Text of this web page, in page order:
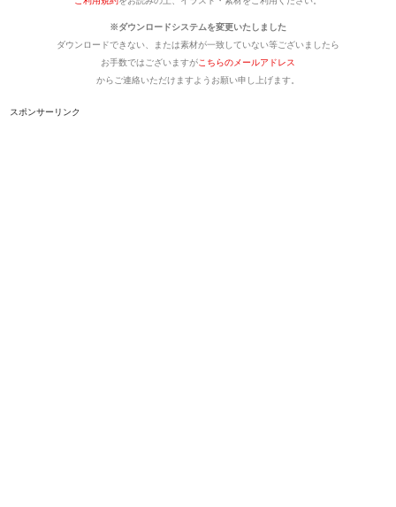
※ダウンロードシステムを変更いたしました
ダウンロードできない、または素材が一致していない等ございましたら
お手数ではございますがこちらのメールアドレス
からご連絡いただけますようお願い申し上げます。
スポンサーリンク